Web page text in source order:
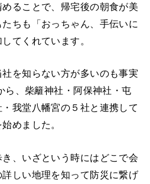
ることで、帰宅後の朝食が美
ちも「おっちゃん、手伝いに
てくれています。
を知らない方が多いのも事実
ら、柴籬神社・阿保神社・屯
我堂八幡宮の５社と連携して
めました。
、いざという時にはどこで会
しい地理を知って防災に繋げ